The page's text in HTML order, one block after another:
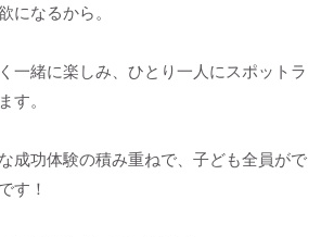
になるから。
一緒に楽しみ、ひとり一人にスポットラ
す。
成功体験の積み重ねで、子ども全員がで
す！